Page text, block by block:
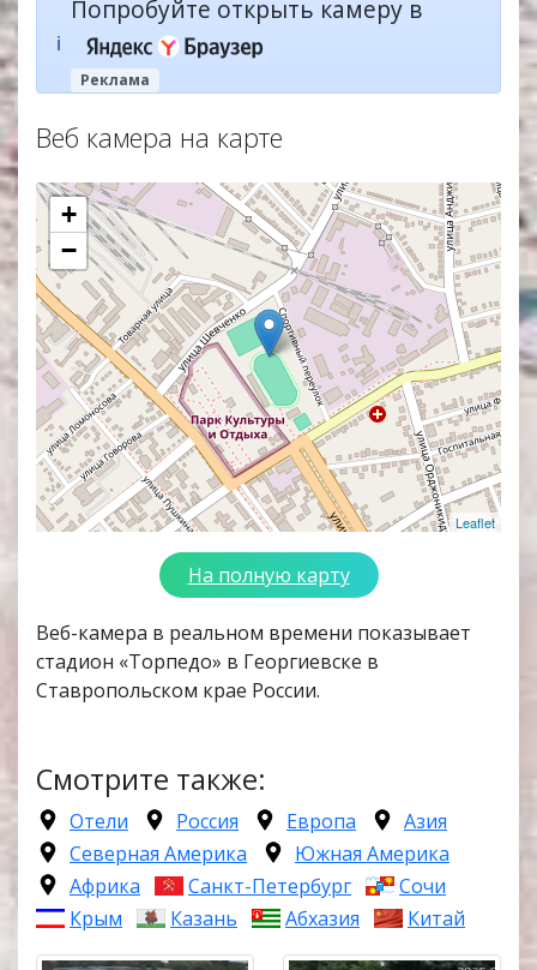
ℹ️
Попробуйте открыть камеру в
Реклама
Веб камера на карте
+
−
Leaflet
На полную карту
Веб-камера в реальном времени показывает
стадион «Торпедо» в Георгиевске в
Ставропольском крае России.
Смотрите также:
Отели Россия Европа
Азия
Северная Америка
Южная Америка
Африка
Санкт-Петербург
Сочи
Крым
Казань Абхазия Китай